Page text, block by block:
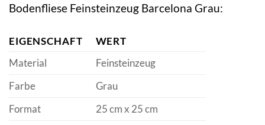
Bodenfliese Feinsteinzeug Barcelona Grau:
EIGENSCHAFT
WERT
Material
Feinsteinzeug
Farbe
Grau
Format
25 cm x 25 cm